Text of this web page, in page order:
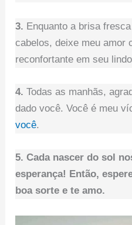
3. Enquanto a brisa
cabelos, deixe meu amor
reconfortante em seu
4. Todas as manhãs,
dado você. Você é meu
você.
5. Cada nascer do sol
esperança! Então,
boa sorte e te amo.